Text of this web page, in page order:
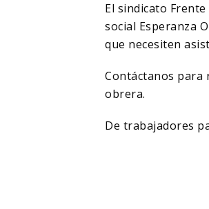
El sindicato
social Esperanza
que necesiten
Contáctanos para
obrera.
De trabajadores